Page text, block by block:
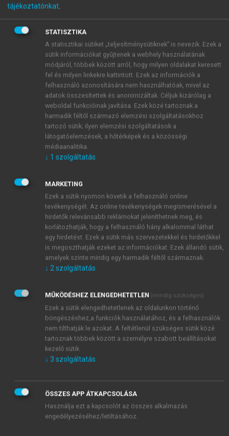
Privatizáció és államosítás
Magyarországon III.
Viták, megoldások, értékelések
OLVASÁS
Impresszum
Mihályi Péter
ISBN 978 963 664 102 4
Kiadja az Akadémiai Kiadó
1117 Budapest, Budafoki út 187–189. A. ép. III. em.
www.akademiai.hu
© Mihályi Péter, 2025
© Akadémiai Kiadó, 2025
Minden jog fenntartva, beleértve a sokszorosítás, a
nyilvános előadás, a rádió- és televízióadás, valamint
a fordítás jogát, az egyes fejezeteket illetően is.
tájékoztatónkat.
STATISZTIKA
A statisztikai sütiket „teljesítménysütiknek” is nevezik. Ezek a
sütik információkat gyűjtenek a webhely használatának
módjáról, többek között arról, hogy milyen oldalakat keresett
fel és milyen linkekre kattintott. Ezek az információk a
felhasználó azonosítására nem használhatóak, mivel az
adatok összesítettek és anonimizáltak. Céljuk kizárólag a
weboldal funkcióinak javítása. Ezek közé tartoznak a
harmadik féltől származó elemzési szolgáltatásokhoz
tartozó sütik; ilyen elemzési szolgáltatások a
látogatóelemzések, a hőtérképek és a közösségi
médiaanalitika.
↓ 1 szolgáltatás
MARKETING
Ezek a sütik nyomon követik a felhasználó online
tevékenységét. Az online tevékenységek megismerésével a
hirdetők relevánsabb reklámokat jeleníthetnek meg, és
korlátozhatják, hogy a felhasználó hány alkalommal láthat
egy hirdetést. Ezek a sütik más szervezetekkel és hirdetőkkel
is megoszthatják ezeket az információkat. Ezek állandó sütik,
amelyek szinte mindig egy harmadik féltől származnak.
↓ 2szolgáltatás
MŰKÖDÉSHEZ ELENGEDHETETLEN (mindig szükséges)
Ezek a sütik elengedhetetlenek az oldalunkon történő
böngészéshez,a funkciók használatához, és a felhasználók
nem tilthatják le azokat. A feltétlenül szükséges sütik közé
tartoznak többek között a személyre szabott beállításokat
kezelő sütik.
↓ 3 szolgáltatás
ÖSSZES APP ÁTKAPCSOLÁSA
Használja ezt a kapcsolót az összes alkalmazás
engedélyezéséhez/letiltásához.